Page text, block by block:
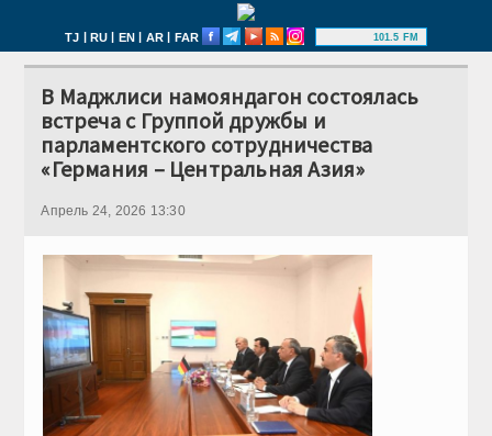
TJ | RU | EN | AR | FAR 101.5 FM
В Маджлиси намояндагон состоялась
встреча с Группой дружбы и
парламентского сотрудничества
«Германия – Центральная Азия»
Апрель 24, 2026 13:30